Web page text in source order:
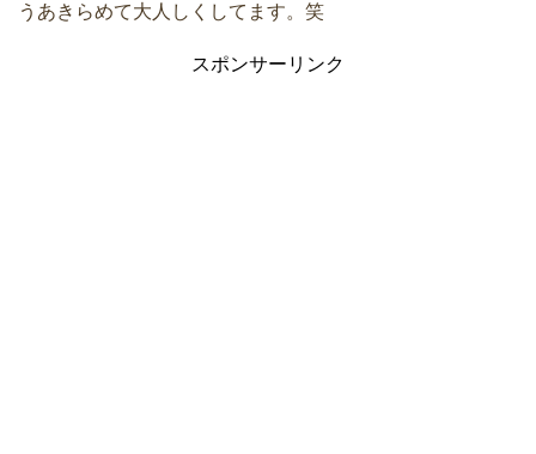
うあきらめて大人しくしてます。笑
スポンサーリンク